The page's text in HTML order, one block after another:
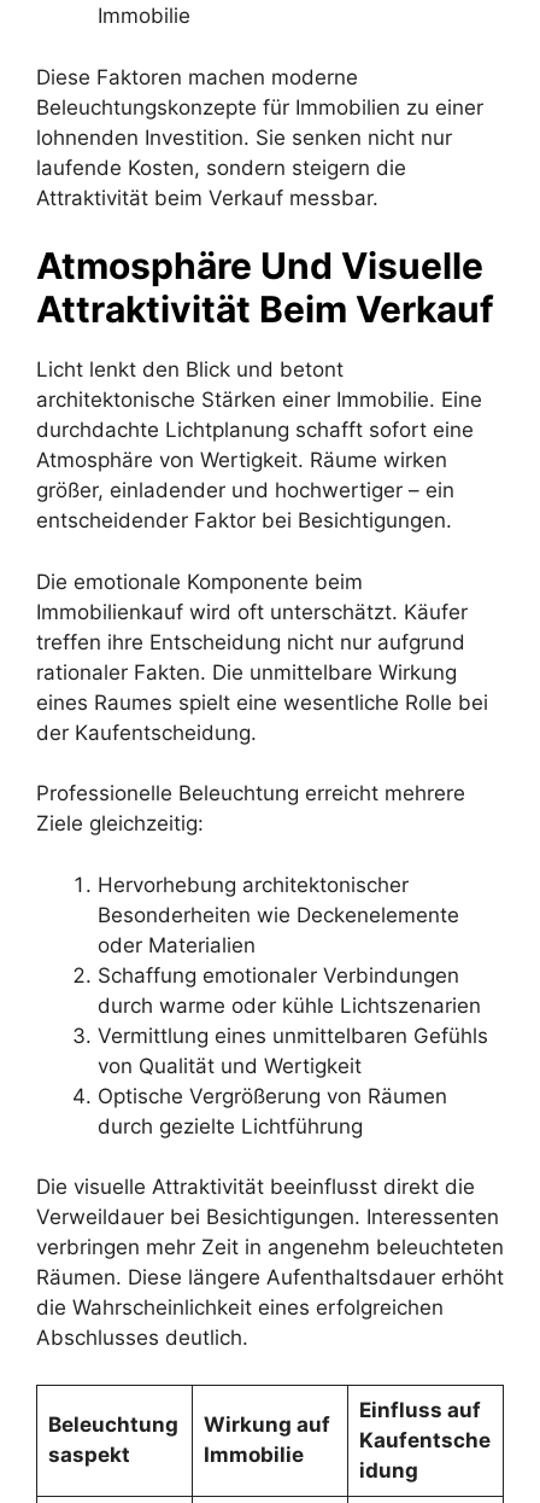
Immobilie
Diese Faktoren machen moderne
Beleuchtungskonzepte für Immobilien zu einer
lohnenden Investition. Sie senken nicht nur
laufende Kosten, sondern steigern die
Attraktivität beim Verkauf messbar.
Atmosphäre Und Visuelle
Attraktivität Beim Verkauf
Licht lenkt den Blick und betont
architektonische Stärken einer Immobilie. Eine
durchdachte Lichtplanung schafft sofort eine
Atmosphäre von Wertigkeit. Räume wirken
größer, einladender und hochwertiger – ein
entscheidender Faktor bei Besichtigungen.
Die emotionale Komponente beim
Immobilienkauf wird oft unterschätzt. Käufer
treffen ihre Entscheidung nicht nur aufgrund
rationaler Fakten. Die unmittelbare Wirkung
eines Raumes spielt eine wesentliche Rolle bei
der Kaufentscheidung.
Professionelle Beleuchtung erreicht mehrere
Ziele gleichzeitig:
Hervorhebung architektonischer
Besonderheiten wie Deckenelemente
oder Materialien
Schaffung emotionaler Verbindungen
durch warme oder kühle Lichtszenarien
Vermittlung eines unmittelbaren Gefühls
von Qualität und Wertigkeit
Optische Vergrößerung von Räumen
durch gezielte Lichtführung
Die visuelle Attraktivität beeinflusst direkt die
Verweildauer bei Besichtigungen. Interessenten
verbringen mehr Zeit in angenehm beleuchteten
Räumen. Diese längere Aufenthaltsdauer erhöht
die Wahrscheinlichkeit eines erfolgreichen
Abschlusses deutlich.
Beleuchtung
saspekt
Wirkung auf
Immobilie
Einfluss auf
Kaufentsche
idung